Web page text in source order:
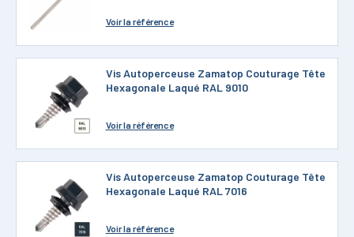
Voirla référence
Vis Autoperceuse Zamatop Couturage Tête
Hexagonale Laqué RAL 9010
Voirla référence
Vis Autoperceuse Zamatop Couturage Tête
Hexagonale Laqué RAL 7016
Voirla référence